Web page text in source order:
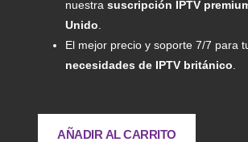
nuestrasuscripción IPTV
Unido.
El mejor precio y soporte 7/7 para
necesidades de IPTV británico.
AÑADIR AL CARRITO